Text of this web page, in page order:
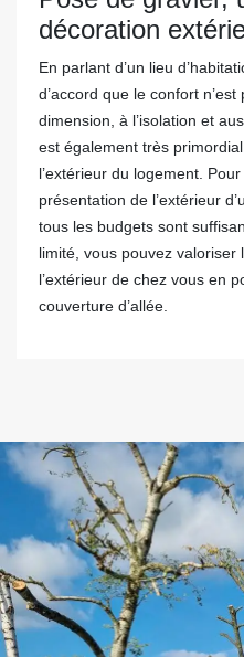
décoration
En parlant d’un lieu
d’accord que le confort
dimension, à l’isolation et
est également très
l’extérieur du logement.
présentation de l’extérieur
tous les budgets sont
limité, vous pouvez valoriser
l’extérieur de chez vous en
couverture d’allée.